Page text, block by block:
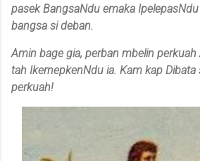
pasek BangsaNdu emaka
bangsa si deban.
Amin bage gia, perban mbelin
tah IkernepkenNdu ia. Kam kap Dibata
perkuah!